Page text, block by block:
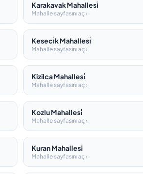
Karakavak Mahallesi̇
Mahalle sayfasını aç ›
Keseci̇k Mahallesi̇
Mahalle sayfasını aç ›
Kizilca Mahallesi̇
Mahalle sayfasını aç ›
Kozlu Mahallesi̇
Mahalle sayfasını aç ›
Kuran Mahallesi̇
Mahalle sayfasını aç ›